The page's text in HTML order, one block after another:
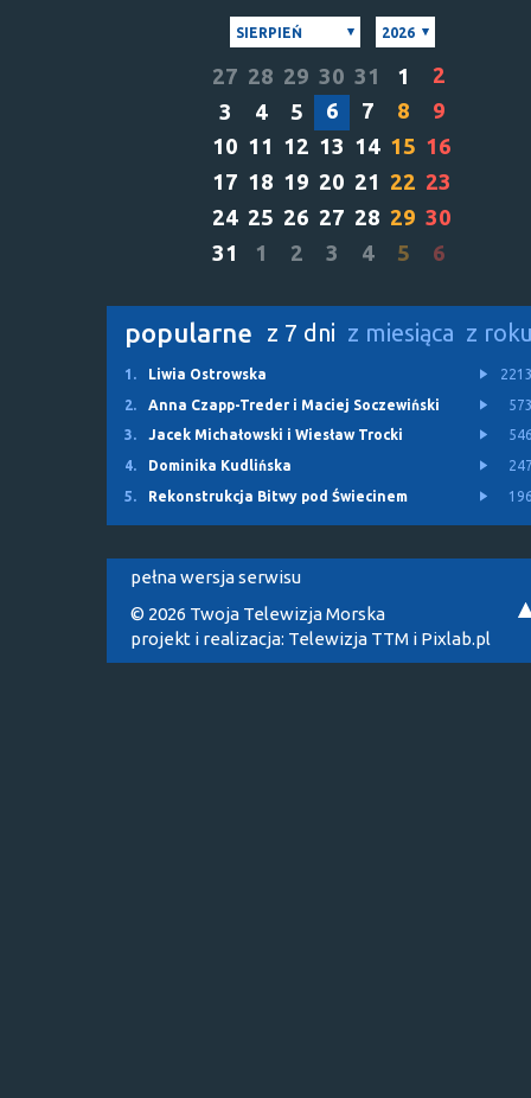
SIERPIEŃ 2026
27 28 29 30 31 1
2
3
4 5 6 7 8
9
10 11 12 13 14 15 16
17 18 19 20 21 22 23
24 25 26 27 28 29 30
31
1 2 3 4 5 6
popularne z 7 dni z miesiąca z
1. Liwia Ostrowska
2.
Anna Czapp-Treder i Maciej Soczewiński
3.
Jacek Michałowski i Wiesław Trocki
4.
Dominika Kudlińska
5.
Rekonstrukcja Bitwy pod Świecinem
pełna wersja serwisu
© 2026 Twoja Telewizja Morska
projekt i realizacja: Telewizja TTM i Pixlab.pl